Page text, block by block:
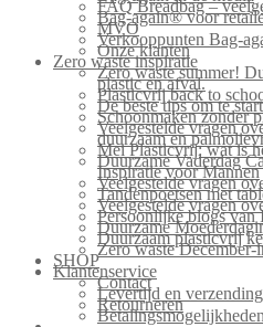
FAQ Breadbag –
Bag-again® voor
MVO
Verkooppunten Bag-
Onze klanten
Zero waste inspiratie
Zero waste summer!
plastic en afval.
Plasticvrij back to
De beste tips om te
Schoonmaken zonder
Veelgestelde vragen
duurzaam en
Mei Plasticvrij: wat is
Duurzame Vaderdag
Inspiratie voor Mannen
Veelgestelde vragen
Tandenpoetsen met
Veelgestelde vragen
Persoonlijke blogs van
Duurzame
Duurzaam plasticvrij
Zero waste December-
SHOP
Klantenservice
Contact
Levertijd en verzending
Retourneren
Betalingsmogelijkheden